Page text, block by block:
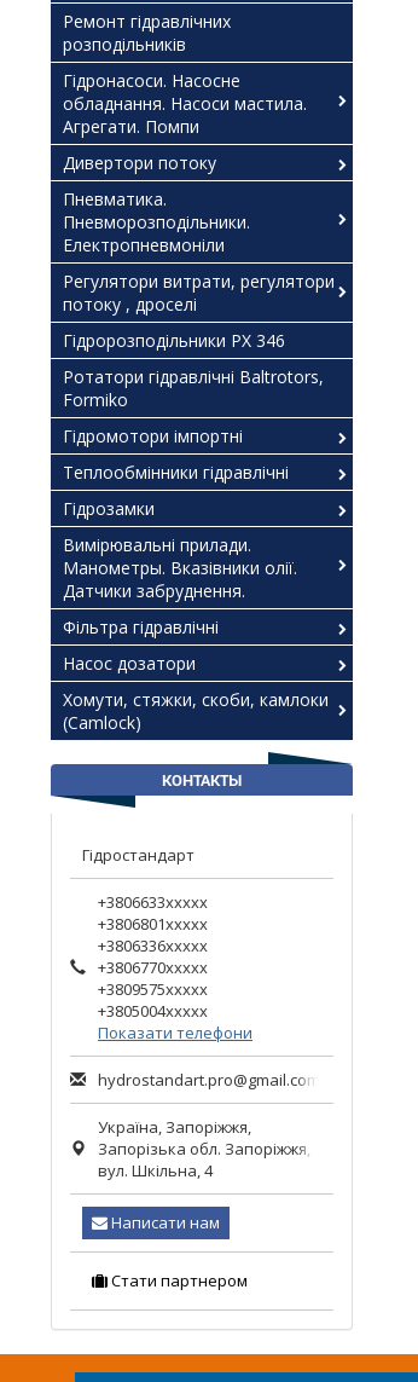
Ремонт гідравлічних
розподільників
Гідронасоси. Насосне
обладнання. Насоси мастила.
Агрегати. Помпи
Дивертори потоку
Пневматика.
Пневморозподільники.
Електропневмоніли
Регулятори витрати, регулятори
потоку , дроселі
Гідророзподільники РХ 346
Ротатори гідравлічні Baltrotors,
Formiko
Гідромотори імпортні
Теплообмінники гідравлічні
Гідрозамки
Вимірювальні прилади.
Манометры. Вказівники олії.
Датчики забруднення.
Фільтра гідравлічні
Насос дозатори
Хомути, стяжки, скоби, камлоки
(Camlock)
КОНТАКТЫ
Гідростандарт
+3806633xxxxx
+3806801xxxxx
+3806336xxxxx
+3806770xxxxx
+3809575xxxxx
+3805004xxxxx
Показати телефони
hydrostandart.pro@gmail.com
Україна, Запоріжжя,
Запорізька обл. Запоріжжя,
вул. Шкільна, 4
Написати нам
Стати партнером